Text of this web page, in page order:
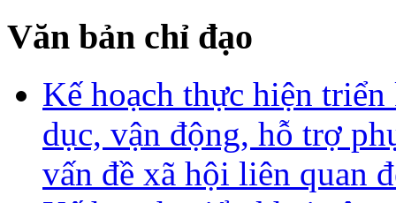
Văn bản chỉ đạo
Kế hoạch thực hiện
dục, vận động, hỗ trợ
vấn đề xã hội liên quan